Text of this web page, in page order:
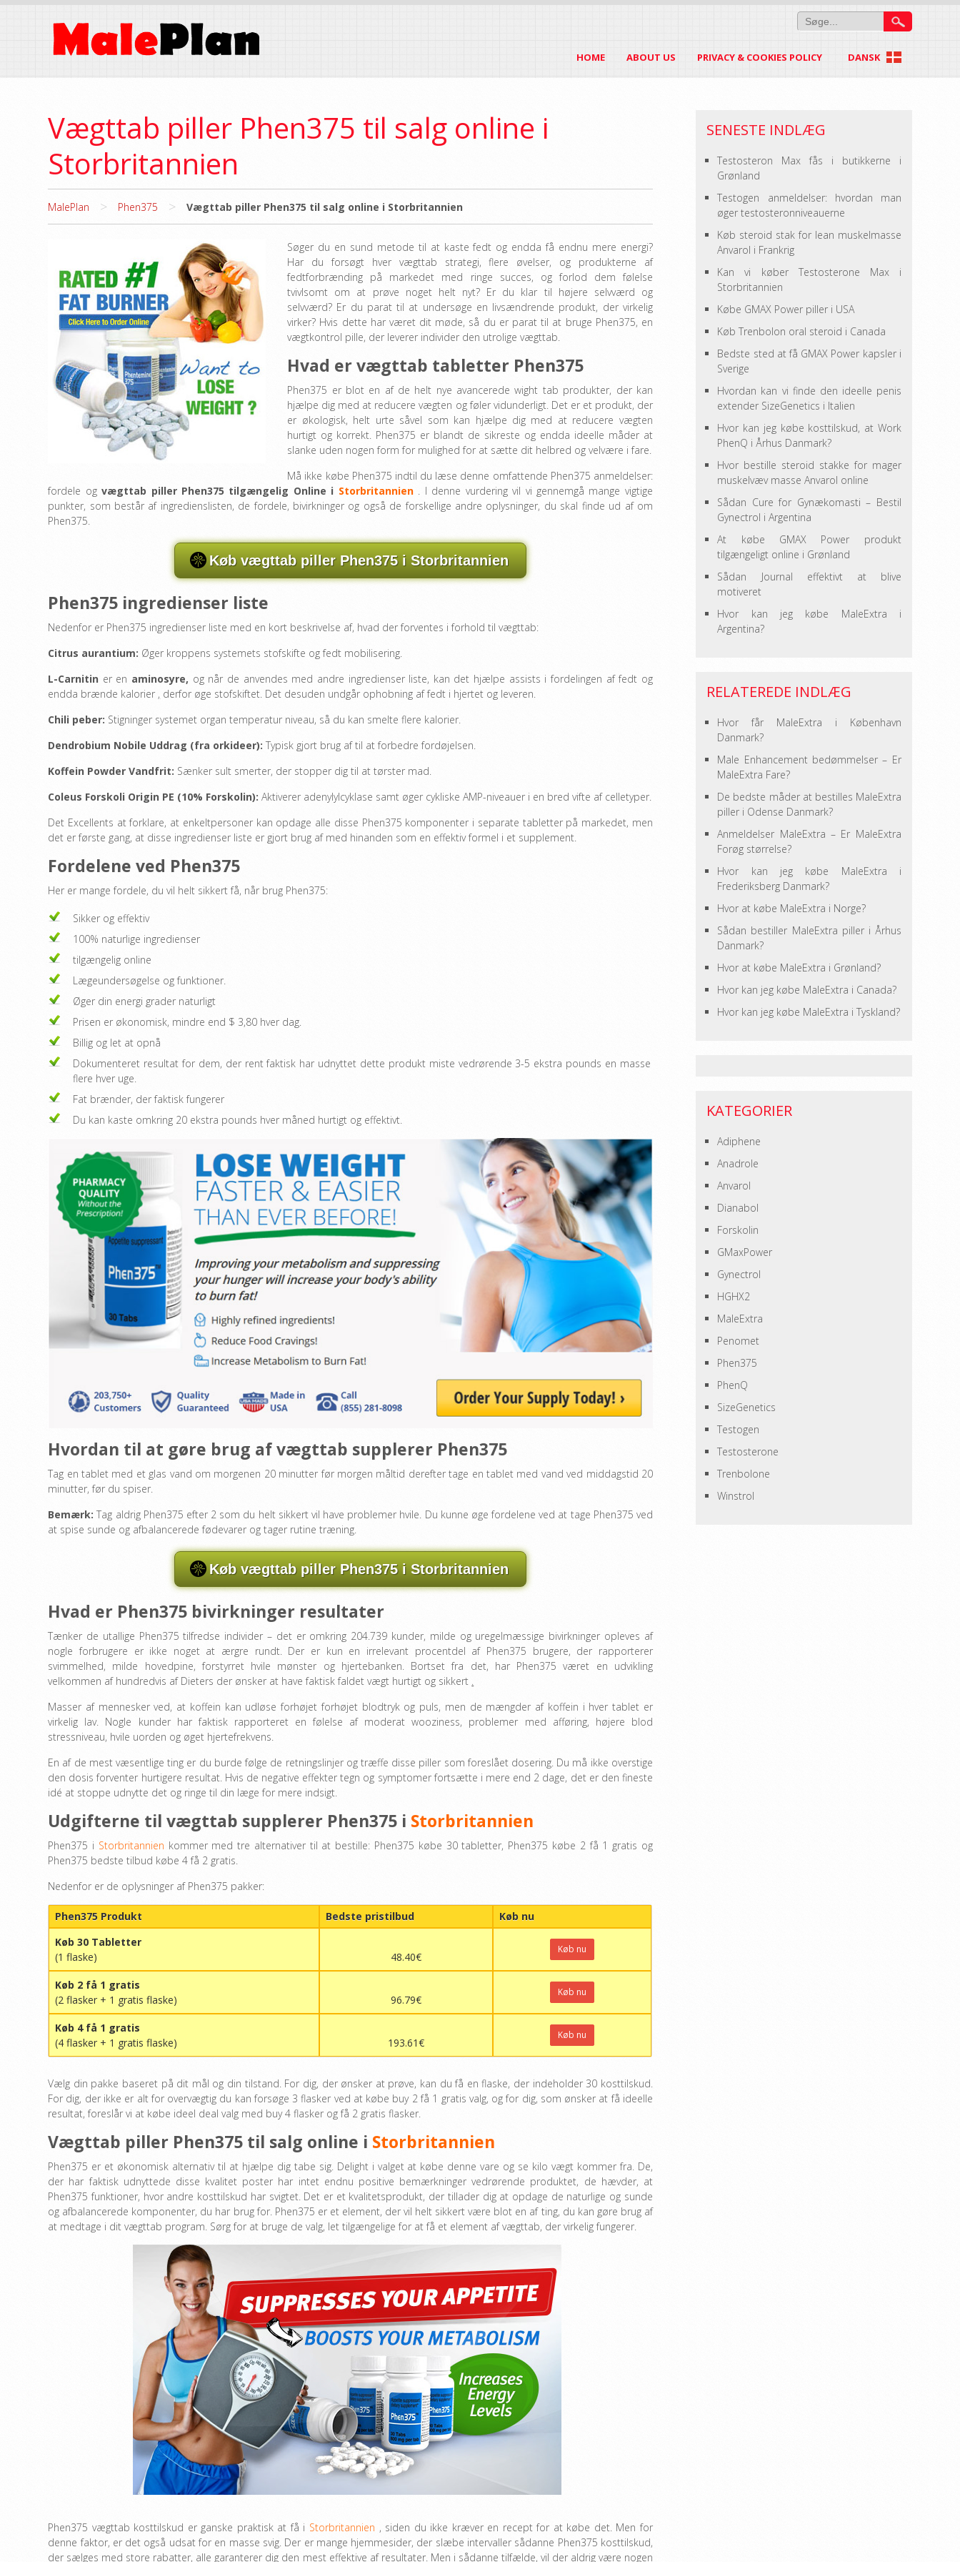
HOME ABOUT US PRIVACY & COOKIES POLICY DANSK
Vægttab piller Phen375 til salg online i
Storbritannien
MalePlan > Phen375 > Vægttab piller Phen375 til salg online i Storbritannien
Søger du en sund metode til at kaste fedt og endda få endnu mere energi?
Har du forsøgt hver vægttab strategi, flere øvelser, og produkterne af
fedtforbrænding på markedet med ringe succes, og forlod dem følelse
tvivlsomt om at prøve noget helt nyt? Er du klar til højere selvværd og
selvværd? Er du parat til at undersøge en livsændrende produkt, der virkelig
virker? Hvis dette har været dit møde, så du er parat til at bruge Phen375, en
vægtkontrol pille, der leverer individer den utrolige vægttab.
Hvad er vægttab tabletter Phen375
Phen375 er blot en af ​​de helt nye avancerede wight tab produkter, der kan
hjælpe dig med at reducere vægten og føler vidunderligt. Det er et produkt, der
er økologisk, helt urte såvel som kan hjælpe dig med at reducere vægten
hurtigt og korrekt. Phen375 er blandt de sikreste og endda ideelle måder at
slanke uden nogen form for mulighed for at sætte dit helbred og velvære i fare.
Må ikke købe Phen375 indtil du læse denne omfattende Phen375 anmeldelser:
fordele ogvægttab piller Phen375 tilgængelig Online i Storbritannien. I denne vurdering vil vi gennemgå mange vigtige
punkter, som består af ingredienslisten, de fordele, bivirkninger og også de forskellige andre oplysninger, du skal finde ud af om
Phen375.
Køb vægttab piller Phen375 i Storbritannien
Phen375 ingredienser liste
Nedenfor er Phen375 ingredienser liste med en kort beskrivelse af, hvad der forventes i forhold til vægttab:
Citrus aurantium: Øger kroppens systemets stofskifte og fedt mobilisering.
L-Carnitin er en aminosyre, og når de anvendes med andre ingredienser liste, kan det hjælpe assists i fordelingen af fedt og
endda brænde kalorier , derfor øge stofskiftet. Det desuden undgår ophobning af fedt i hjertet og leveren.
Chili peber: Stigninger systemet organ temperatur niveau, så du kan smelte flere kalorier.
Dendrobium Nobile Uddrag (fra orkideer): Typisk gjort brug af til at forbedre fordøjelsen.
Koffein Powder Vandfrit: Sænker sult smerter, der stopper dig til at tørster mad.
Coleus Forskoli Origin PE (10% Forskolin): Aktiverer adenylylcyklase samt øger cykliske AMP-niveauer i en bred vifte af celletyper.
Det Excellents at forklare, at enkeltpersoner kan opdage alle disse Phen375 komponenter i separate tabletter på markedet, men
det er første gang, at disse ingredienser liste er gjort brug af med hinanden som en effektiv formel i et supplement.
Fordelene ved Phen375
Her er mange fordele, du vil helt sikkert få, når brug Phen375:
Sikker og effektiv
100% naturlige ingredienser
tilgængelig online
Lægeundersøgelse og funktioner.
Øger din energi grader naturligt
Prisen er økonomisk, mindre end $ 3,80 hver dag.
Billig og let at opnå
Dokumenteret resultat for dem, der rent faktisk har udnyttet dette produkt miste vedrørende 3-5 ekstra pounds en masse
flere hver uge.
Fat brænder, der faktisk fungerer
Du kan kaste omkring 20 ekstra pounds hver måned hurtigt og effektivt.
Hvordan til at gøre brug af vægttab supplerer Phen375
Tag en tablet med et glas vand om morgenen 20 minutter før morgen måltid derefter tage en tablet med vand ved middagstid 20
minutter, før du spiser.
Bemærk: Tag aldrig Phen375 efter 2 som du helt sikkert vil have problemer hvile. Du kunne øge fordelene ved at tage Phen375 ved
at spise sunde og afbalancerede fødevarer og tager rutine træning.
Køb vægttab piller Phen375 i Storbritannien
Hvad er Phen375 bivirkninger resultater
Tænker de utallige Phen375 tilfredse individer – det er omkring 204.739 kunder, milde og uregelmæssige bivirkninger opleves af
nogle forbrugere er ikke noget at ærgre rundt. Der er kun en irrelevant procentdel af Phen375 brugere, der rapporterer
svimmelhed, milde hovedpine, forstyrret hvile mønster og hjertebanken. Bortset fra det, har Phen375 været en udvikling
velkommen af hundredvis af Dieters der ønsker at have faktisk faldet vægt hurtigt og sikkert .
Masser af mennesker ved, at koffein kan udløse forhøjet forhøjet blodtryk og puls, men de mængder af koffein i hver tablet er
virkelig lav. Nogle kunder har faktisk rapporteret en følelse af moderat wooziness, problemer med afføring, højere blod
stressniveau, hvile uorden og øget hjertefrekvens.
En af de mest væsentlige ting er du burde følge de retningslinjer og træffe disse piller som foreslået dosering. Du må ikke overstige
den dosis forventer hurtigere resultat. Hvis de negative effekter tegn og symptomer fortsætte i mere end 2 dage, det er den fineste
idé at stoppe udnytte det og ringe til din læge for mere indsigt.
Udgifterne til vægttab supplerer Phen375 i Storbritannien
Phen375 i Storbritannien kommer med tre alternativer til at bestille: Phen375 købe 30 tabletter, Phen375 købe 2 få 1 gratis og
Phen375 bedste tilbud købe 4 få 2 gratis.
Nedenfor er de oplysninger af Phen375 pakker:
Phen375 Produkt Bedste pristilbud
Køb nu
Køb 30 Tabletter
(1 flaske)
48.40€
Køb nu
Køb 2 få 1 gratis
(2 flasker + 1 gratis flaske)
96.79€
Køb nu
Køb 4 få 1 gratis
(4 flasker + 1 gratis flaske)
193.61€
Køb nu
Vælg din pakke baseret på dit mål og din tilstand. For dig, der ønsker at prøve, kan du få en flaske, der indeholder 30 kosttilskud.
For dig, der ikke er alt for overvægtig du kan forsøge 3 flasker ved at købe buy 2 få 1 gratis valg, og for dig, som ønsker at få ideelle
resultat, foreslår vi at købe ideel deal valg med buy 4 flasker og få 2 gratis flasker.
Vægttab piller Phen375 til salg online i Storbritannien
Phen375 er et økonomisk alternativ til at hjælpe dig tabe sig. Delight i valget at købe denne vare og se kilo vægt kommer fra. De,
der har faktisk udnyttede disse kvalitet poster har intet endnu positive bemærkninger vedrørende produktet, de hævder, at
Phen375 funktioner, hvor andre kosttilskud har svigtet. Det er et kvalitetsprodukt, der tillader dig at opdage de naturlige og sunde
og afbalancerede komponenter, du har brug for. Phen375 er et element, der vil helt sikkert være blot en af ​​ting, du kan gøre brug af
at medtage i dit vægttab program. Sørg for at bruge de valg, let tilgængelige for at få et element af vægttab, der virkelig fungerer.
Phen375 vægttab kosttilskud er ganske praktisk at få i Storbritannien , siden du ikke kræver en recept for at købe det. Men for
denne faktor, er det også udsat for en masse svig. Der er mange hjemmesider, der slæbe intervaller sådanne Phen375 kosttilskud,
der sælges med store rabatter, alle garanterer dig den mest effektive af resultater. Men i sådanne tilfælde, vil der aldrig være nogen
SENESTE INDLÆG
Testosteron Max fås i butikkerne i
Grønland
Testogen anmeldelser: hvordan man
øger testosteronniveauerne
Køb steroid stak for lean muskelmasse
Anvarol i Frankrig
Kan vi køber Testosterone Max i
Storbritannien
Købe GMAX Power piller i USA
Køb Trenbolon oral steroid i Canada
Bedste sted at få GMAX Power kapsler i
Sverige
Hvordan kan vi finde den ideelle penis
extender SizeGenetics i Italien
Hvor kan jeg købe kosttilskud, at Work
PhenQ i Århus Danmark?
Hvor bestille steroid stakke for mager
muskelvæv masse Anvarol online
Sådan Cure for Gynækomasti – Bestil
Gynectrol i Argentina
At købe GMAX Power produkt
tilgængeligt online i Grønland
Sådan Journal effektivt at blive
motiveret
Hvor kan jeg købe MaleExtra i
Argentina?
RELATEREDE INDLÆG
Hvor får MaleExtra i København
Danmark?
Male Enhancement bedømmelser – Er
MaleExtra Fare?
De bedste måder at bestilles MaleExtra
piller i Odense Danmark?
Anmeldelser MaleExtra – Er MaleExtra
Forøg størrelse?
Hvor kan jeg købe MaleExtra i
Frederiksberg Danmark?
Hvor at købe MaleExtra i Norge?
Sådan bestiller MaleExtra piller i Århus
Danmark?
Hvor at købe MaleExtra i Grønland?
Hvor kan jeg købe MaleExtra i Canada?
Hvor kan jeg købe MaleExtra i Tyskland?
KATEGORIER
Adiphene
Anadrole
Anvarol
Dianabol
Forskolin
GMaxPower
Gynectrol
HGHX2
MaleExtra
Penomet
Phen375
PhenQ
SizeGenetics
Testogen
Testosterone
Trenbolone
Winstrol